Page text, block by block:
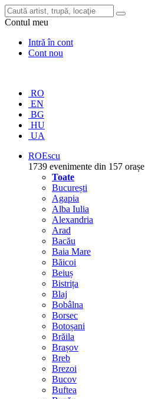
Contul meu
Intră în cont
Cont nou
RO
EN
BG
HU
UA
ROEscu
1739 evenimente din 157 orașe
Toate
București
Agapia
Alba Iulia
Alexandria
Arad
Bacău
Baia Mare
Băicoi
Beiuș
Bistrița
Blaj
Bobâlna
Borsec
Botoșani
Brăila
Brașov
Breb
Brezoi
Bucov
Buftea